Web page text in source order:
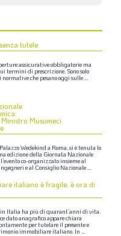
tutele
assicurativeobbligatorie ma
termini di prescrizione. Sonosolo
normativeche pesanooggi sulle...
Musumeci
PalazzoWedekind a Roma,si è tenuta lo
edizionedella Giornata Nazionale
l’eventoco-organizzatoinsiemeal
Ingegneri eal Consiglio Nazionale...
italiano è fragile, è ora di
in Italia ha più di quarant’anni di vita.
datoanagraficoapparechiara
per tutelareil presentee
immobiliareitaliano. In ...